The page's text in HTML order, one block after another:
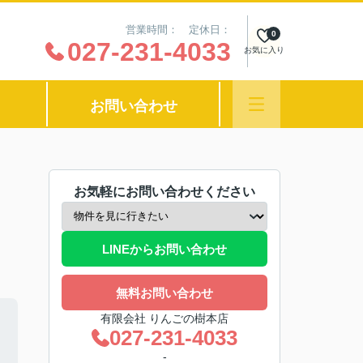
営業時間： 定休日：
027-231-4033 お気に入り
0
お問い合わせ
お気軽にお問い合わせください
LINEからお問い合わせ
無料お問い合わせ
有限会社 りんごの樹本店
027-231-4033
-